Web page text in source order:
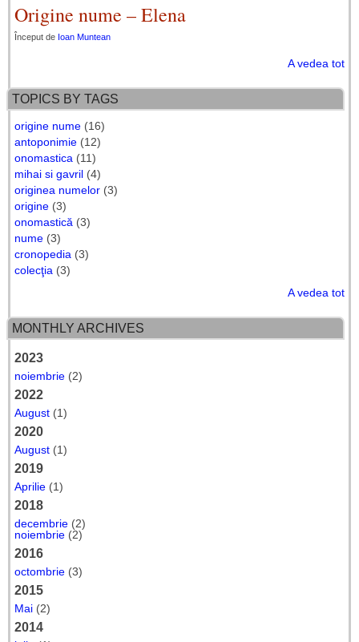
Origine nume – Elena
Început de Ioan Muntean
A vedea tot
TOPICS BY TAGS
origine nume (16)
antoponimie (12)
onomastica (11)
mihai si gavril (4)
originea numelor (3)
origine (3)
onomastică (3)
nume (3)
cronopedia (3)
colecţia (3)
A vedea tot
MONTHLY ARCHIVES
2023
noiembrie (2)
2022
August (1)
2020
August (1)
2019
Aprilie (1)
2018
decembrie (2)
noiembrie (2)
2016
octombrie (3)
2015
Mai (2)
2014